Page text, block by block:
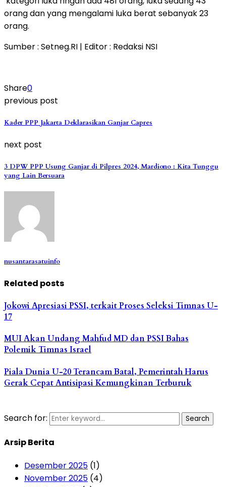
orang dan yang mengalami luka berat sebanyak 23
orang.
Sumber : Setneg.RI | Editor : Redaksi NSI
Share0
previous post
Kader PPP Jakarta Deklarasikan Ganjar Capres
next post
3 DPW PPP Usung Ganjar di Pilpres 2024, Mardiono : Kita Tunggu
yang Lain Bersuara
nusantarasatuinfo
Related posts
Jokowi Apresiasi PSSI, terkait Proses Seleksi Timnas U-
17
MUI Akan Undang Mahfud MD dan PSSI Bahas
Polemik Timnas Israel
Piala Dunia U-20 Terancam Batal, Pemerintah Harus
Gerak Cepat Antisipasi Kemungkinan Terburuk
Search for: Search
Arsip Berita
Desember 2025 (1)
November 2025 (4)